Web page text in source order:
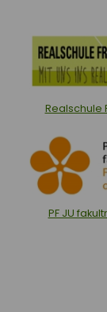
Realschule
PF JU